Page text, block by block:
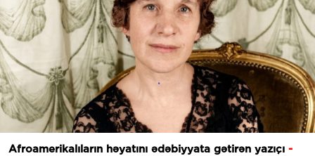
Afroamerikalıların həyatını ədəbiyyata gətirən yazıçı -